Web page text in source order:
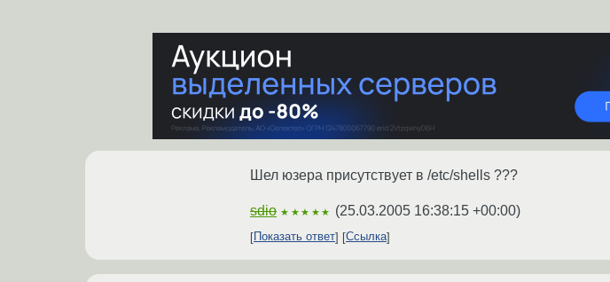
Шел юзера присутствует в /etc/shells ???
sdio ★★★★★ (25.03.2005 16:38:15 +00:00)
Показать ответ Ссылка